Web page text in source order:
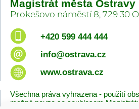
Magistrát města Ostravy
Prokešovo náměstí 8, 729 30
+420 599 444 444
info@ostrava.cz
www.ostrava.cz
Všechna práva vyhrazena - použití
možné pouze se souhlasem